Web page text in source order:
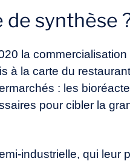
de synthèse
la
à la carte du restaurant
: les
pour cibler la
industrielle, qui leur